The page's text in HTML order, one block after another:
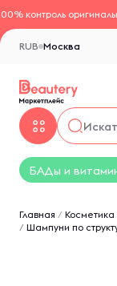
контроль
Москва
RUB
БАДы и
Главная / Косметика
/ Шампуни по